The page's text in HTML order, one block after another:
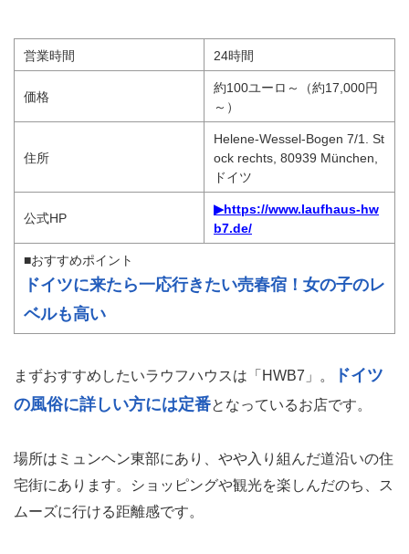
営業時間 24時間
価格
約100ユーロ～（約17,000円
～）
住所
Helene-Wessel-Bogen 7/1. St
ock rechts, 80939 München,
ドイツ
公式HP
▶https://www.laufhaus-hw
b7.de/
■おすすめポイント
ドイツに来たら一応行きたい売春宿！女の子のレ
ベルも高い
まずおすすめしたいラウフハウスは「HWB7」。
ドイツ
の風俗に詳しい方には定番となっているお店です。
場所はミュンヘン東部にあり、やや入り組んだ道沿いの住
宅街にあります。ショッピングや観光を楽しんだのち、ス
ムーズに行ける距離感です。